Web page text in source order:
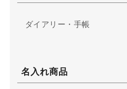
ダイアリー・手帳
名入れ商品